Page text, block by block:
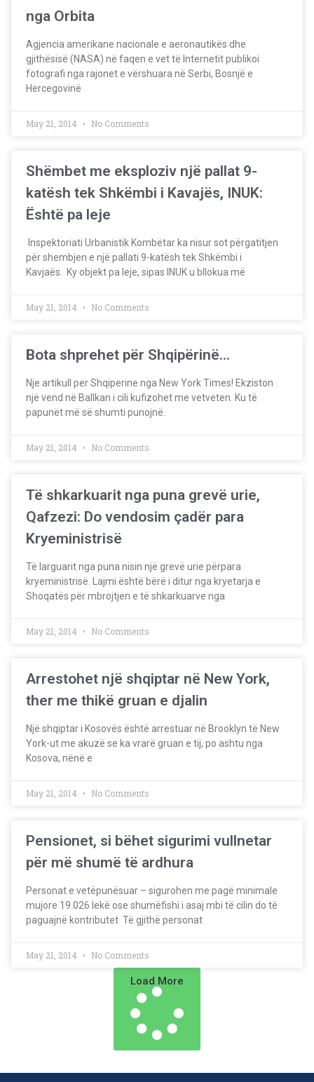
nga Orbita
Agjencia amerikane nacionale e aeronautikës dhe
gjithësisë (NASA) në faqen e vet të Internetit publikoi
fotografi nga rajonet e vërshuara në Serbi, Bosnjë e
Hercegovinë
May 21, 2014 No Comments
Shëmbet me eksploziv një pallat 9-
katësh tek Shkëmbi i Kavajës, INUK:
Është pa leje
Inspektoriati Urbanistik Kombëtar ka nisur sot përgatitjen
për shembjen e një pallati 9-katësh tek Shkëmbi i
Kavjaës. Ky objekt pa leje, sipas INUK u bllokua më
May 21, 2014 No Comments
Bota shprehet për Shqipërinë…
Nje artikull per Shqiperine nga New York Times! Ekziston
një vend në Ballkan i cili kufizohet me vetveten. Ku të
papunët më së shumti punojnë.
May 21, 2014 No Comments
Të shkarkuarit nga puna grevë urie,
Qafzezi: Do vendosim çadër para
Kryeministrisë
Të larguarit nga puna nisin një grevë urie përpara
kryeministrisë. Lajmi është bërë i ditur nga kryetarja e
Shoqatës për mbrojtjen e të shkarkuarve nga
May 21, 2014 No Comments
Arrestohet një shqiptar në New York,
ther me thikë gruan e djalin
Një shqiptar i Kosovës është arrestuar në Brooklyn të New
York-ut me akuzë se ka vrarë gruan e tij, po ashtu nga
Kosova, nënë e
May 21, 2014 No Comments
Pensionet, si bëhet sigurimi vullnetar
për më shumë të ardhura
Personat e vetëpunësuar – sigurohen me pagë minimale
mujore 19.026 lekë ose shumëfishi i asaj mbi të cilin do të
paguajnë kontributet Të gjithë personat
May 21, 2014 No Comments
Load More